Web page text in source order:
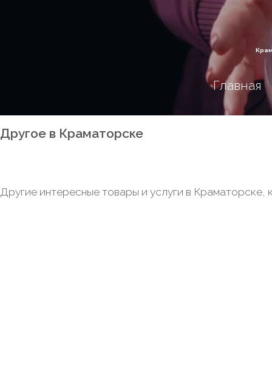
Главная
Другое в Краматорске
Другие интересные товары и услуги в